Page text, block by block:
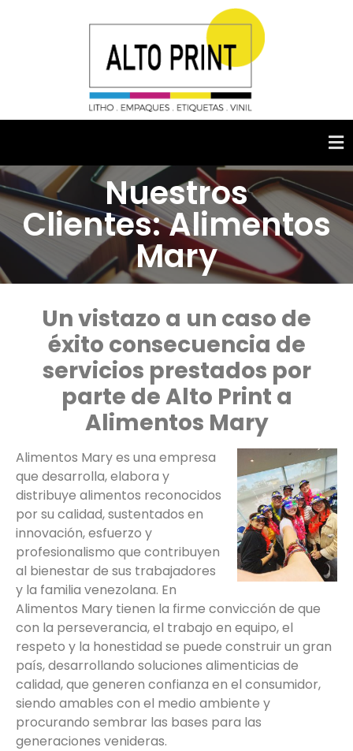
Nuestros
Clientes: Alimentos
Mary
Un vistazo a un caso de
éxito consecuencia de
servicios prestados por
parte de Alto Print a
Alimentos Mary
Alimentos Mary es una empresa
que desarrolla, elabora y
distribuye alimentos reconocidos
por su calidad, sustentados en
innovación, esfuerzo y
profesionalismo que contribuyen
al bienestar de sus trabajadores
y la familia venezolana. En
Alimentos Mary tienen la firme convicción de que
con la perseverancia, el trabajo en equipo, el
respeto y la honestidad se puede construir un gran
país, desarrollando soluciones alimenticias de
calidad, que generen confianza en el consumidor,
siendo amables con el medio ambiente y
procurando sembrar las bases para las
generaciones venideras.